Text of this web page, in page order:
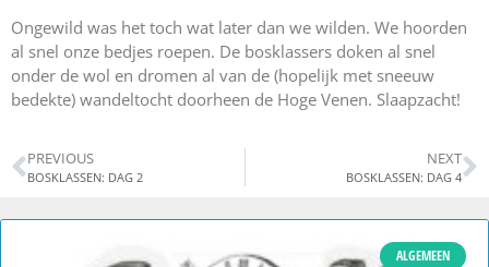
Ongewild was het toch wat later dan we wilden. We hoorden
al snel onze bedjes roepen. De bosklassers doken al snel
onder de wol en dromen al van de (hopelijk met sneeuw
bedekte) wandeltocht doorheen de Hoge Venen. Slaapzacht!
PREVIOUS
BOSKLASSEN: DAG 2
NEXT
BOSKLASSEN: DAG 4
ALGEMEEN